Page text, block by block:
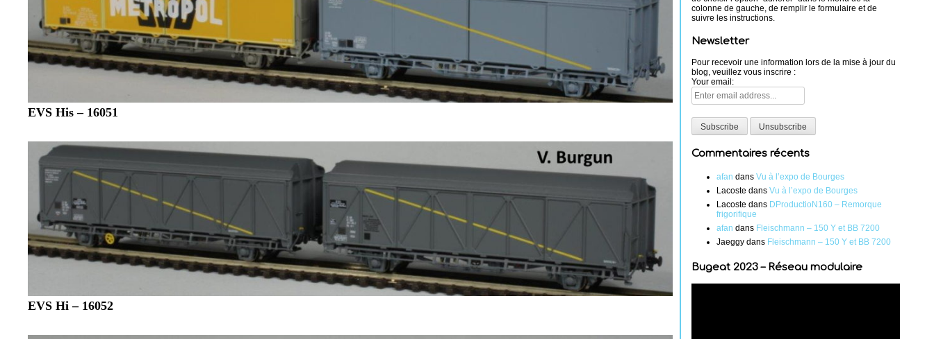
EVS His – 16051
EVS Hi – 16052
colonne de gauche, de remplir le formulaire et de
suivre les instructions.
Newsletter
Pour recevoir une information lors de la mise à jour du
blog, veuillez vous inscrire :
Your email:
Commentaires récents
afan dans Vu à l’expo de Bourges
Lacoste dans Vu à l’expo de Bourges
Lacoste dans DProductioN160 – Remorque
frigorifique
afan dans Fleischmann – 150 Y et BB 7200
Jaeggy dans Fleischmann – 150 Y et BB 7200
Bugeat 2023 – Réseau modulaire